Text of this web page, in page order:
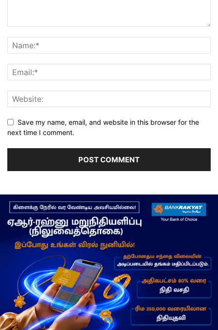
Save my name, email, and website in this browser for the
next time I comment.